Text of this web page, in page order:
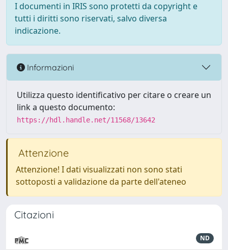
I documenti in IRIS sono protetti da copyright e
tutti i diritti sono riservati, salvo diversa
indicazione.
Informazioni
Utilizza questo identificativo per citare o creare un
link a questo documento:
https://hdl.handle.net/11568/13642
Attenzione
Attenzione! I dati visualizzati non sono stati
sottoposti a validazione da parte dell'ateneo
Citazioni
ND